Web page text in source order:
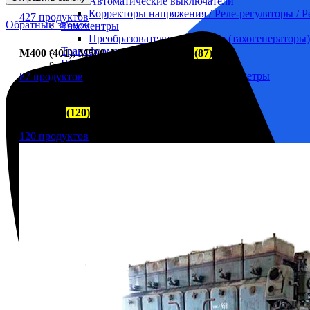
Корректоры напряжения / Реле-регуляторы
Тахоментры
Преобразователи первичные (тахогенераторы)
Трансформаторы
Щитовые приборы
Ампервольтметры / Вольтамперметры
Вольтметры
Светильники судовые
Сигнализация и автоматика
Судовая запорная арматура
Фильтры и фильтроэлементы
Обратный звонок
427 продуктов
М400 (401), М500, М756 ("Звезда") (87)
87 продуктов
(120)
120 продуктов